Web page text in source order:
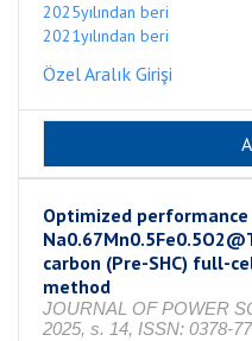
2025yılından beri
2021yılından beri
Özel Aralık Girişi
Optimized
carbon (Pre-SHC) full-
method
JOURNAL OF POWER
2025, s. 14, ISSN: 0378-